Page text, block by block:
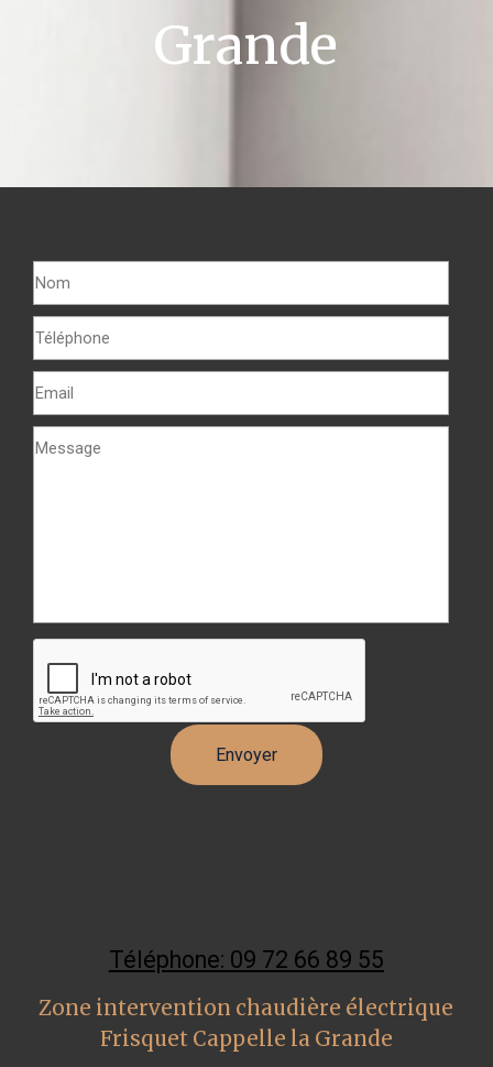
Grande
Téléphone: 09 72 66 89 55
Zone intervention chaudière électrique
Frisquet Cappelle la Grande